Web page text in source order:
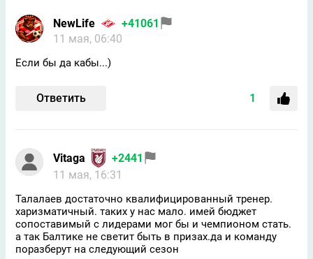
NewLife
+41061
11 мая, 06:40
Если бы да кабы...)
Ответить 1
Vitaga
+2441
11 мая, 16:31
Талалаев достаточно квалифицированный тренер.
харизматичный. таких у нас мало. имей бюджет
сопоставимый с лидерами мог бы и чемпионом стать.
а так Балтике не светит быть в призах.да и команду
поразберут на следующий сезон